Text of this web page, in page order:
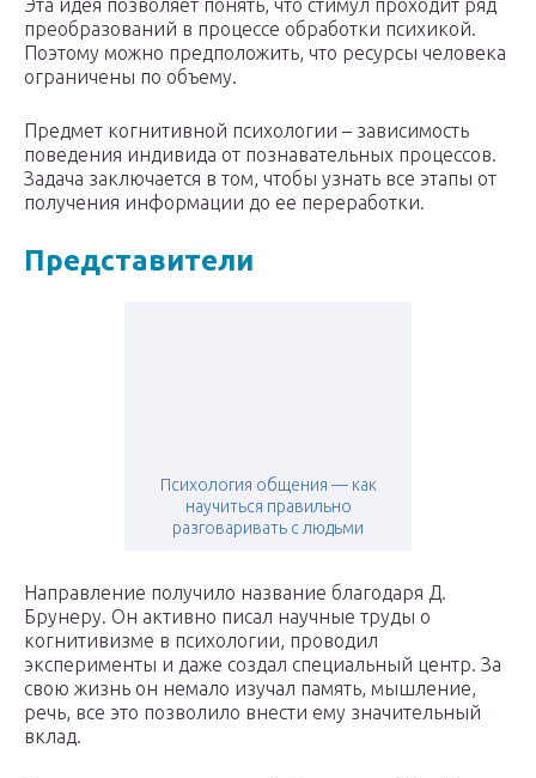
Эта идея позволяет понять, что стимул проходит ряд
преобразований в процессе обработки психикой.
Поэтому можно предположить, что ресурсы человека
ограничены по объему.
Предмет когнитивной психологии – зависимость
поведения индивида от познавательных процессов.
Задача заключается в том, чтобы узнать все этапы от
получения информации до ее переработки.
Представители
Психология общения — как
научиться правильно
разговаривать с людьми
Направление получило название благодаря Д.
Брунеру. Он активно писал научные труды о
когнитивизме в психологии, проводил
эксперименты и даже создал специальный центр. За
свою жизнь он немало изучал память, мышление,
речь, все это позволило внести ему значительный
вклад.